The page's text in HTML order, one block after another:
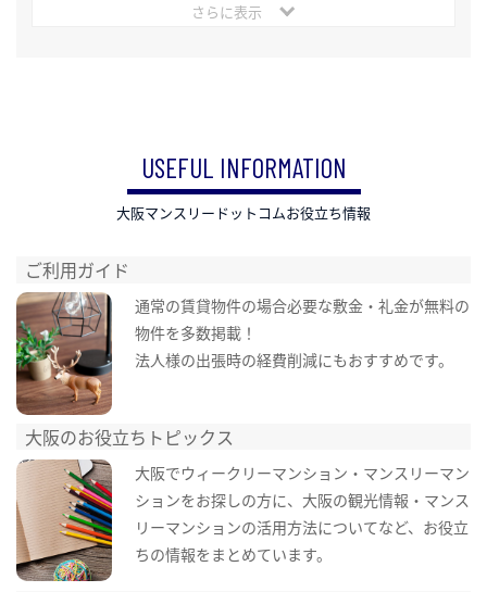
さらに表示
USEFUL INFORMATION
大阪マンスリードットコムお役立ち情報
ご利用ガイド
通常の賃貸物件の場合必要な敷金・礼金が無料の
物件を多数掲載！
法人様の出張時の経費削減にもおすすめです。
大阪のお役立ちトピックス
大阪でウィークリーマンション・マンスリーマン
ションをお探しの方に、大阪の観光情報・マンス
リーマンションの活用方法についてなど、お役立
ちの情報をまとめています。